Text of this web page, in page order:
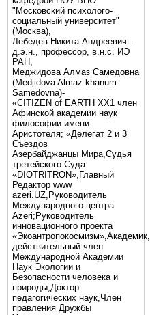
"Московский психолого-
социальный университет"
(Москва),
Лебедев Никита Андреевич –
д.э.н., профессор, в.н.с. ИЭ
РАН,
Меджидова Алмаз Самедовна
(Medjidova Almaz-khanum
Samedovna)-
«CITIZEN of EARTH XX1 член
Афинской академии наук
философии имени
Аристотеля; «Делегат 2 и 3
Съездов
Азербайджанцы Мира,Судья
третейского Суда
«DIOTRITRON»,Главный
Редактор www
azeri.UZ,Руководитель
Международного центра
Аzeri;Руководитель
инновационного проекта
«Экоантропокосмизм»,Академик,
действительный член
Международной Академии
Наук Экологии и
Безопасности человека и
природы,Доктор
педагогических наук,Член
правления Дружбы